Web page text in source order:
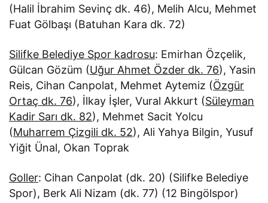
(Halil İbrahim Sevinç dk. 46), Melih Alcu, Mehmet
Fuat Gölbaşı (Batuhan Kara dk. 72)
Silifke Belediye Spor kadrosu: Emirhan Özçelik,
Gülcan Gözüm (Uğur Ahmet Özder dk. 76), Yasin
Reis, Cihan Canpolat, Mehmet Aytemiz (Özgür
Ortaç dk. 76), İlkay İşler, Vural Akkurt (Süleyman
Kadir Sarı dk. 82), Mehmet Sacit Yolcu
(Muharrem Çizgili dk. 52), Ali Yahya Bilgin, Yusuf
Yiğit Ünal, Okan Toprak
Goller: Cihan Canpolat (dk. 20) (Silifke Belediye
Spor), Berk Ali Nizam (dk. 77) (12 Bingölspor)